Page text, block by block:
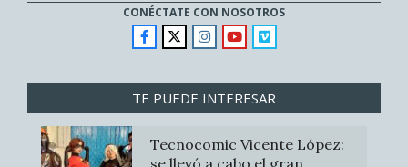
CONÉCTATE CON NOSOTROS
TE PUEDE INTERESAR
Tecnocomic Vicente López:
se llevó a cabo el gran